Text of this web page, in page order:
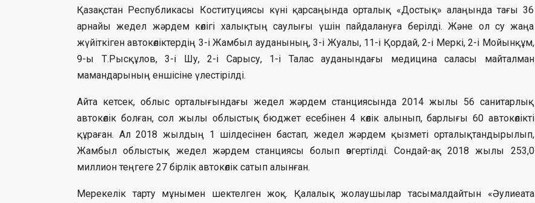
Қазақстан Республикасы Коституциясы күні қарсаңында орталық «Достық» алаңында тағы 36
арнайы жедел жәрдем көлігі халықтың саулығы үшін пайдалануға берілді. Және ол су жаңа
жүйіткіген автокөліктердің 3-і Жамбыл ауданының, 3-і Жуалы, 11-і Қордай, 2-і Меркі, 2-і Мойынқұм,
9-ы Т.Рысқұлов, 3-і Шу, 2-і Сарысу, 1-і Талас ауданындағы медицина саласы майталман
мамандарының еншісіне үлестірілді.
Айта кетсек, облыс орталығындағы жедел жәрдем станциясында 2014 жылы 56 санитарлық
автокөлік болған, сол жылы облыстық бюджет есебінен 4 көлік алынып, барлығы 60 автокөлікті
құраған. Ал 2018 жылдың 1 шілдесінен бастап, жедел жәрдем қызметі орталықтандырылып,
Жамбыл облыстық жедел жәрдем станциясы болып өзгертілді. Сондай-ақ 2018 жылы 253,0
миллион теңгеге 27 бірлік автокөлік сатып алынған.
Мерекелік тарту мұнымен шектелген жоқ. Қалалық жолаушылар тасымалдайтын «Әулиеата